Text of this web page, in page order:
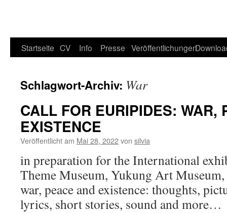
Startseite CV Info Presse Veröffentlichungen
Schlagwort-Archiv: War
CALL FOR EURIPIDES: WAR,
EXISTENCE
Veröffentlicht am Mai 28, 2022von silvia
in preparation for the International
Theme Museum, Yukung Art
war, peace and existence: thoughts,
lyrics, short stories, sound and more…